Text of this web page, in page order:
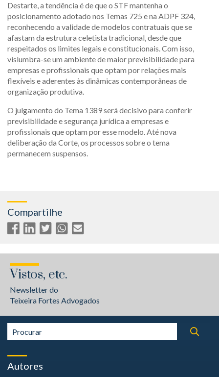
Destarte, a tendência é de que o STF mantenha o
posicionamento adotado nos Temas 725 e na ADPF 324,
reconhecendo a validade de modelos contratuais que se
afastam da estrutura celetista tradicional, desde que
respeitados os limites legais e constitucionais. Com isso,
vislumbra-se um ambiente de maior previsibilidade para
empresas e profissionais que optam por relações mais
flexíveis e aderentes às dinâmicas contemporâneas de
organização produtiva.
O julgamento do Tema 1389 será decisivo para conferir
previsibilidade e segurança jurídica a empresas e
profissionais que optam por esse modelo. Até nova
deliberação da Corte, os processos sobre o tema
permanecem suspensos.
Compartilhe
Vistos, etc.
Newsletter do
Teixeira Fortes Advogados
Autores